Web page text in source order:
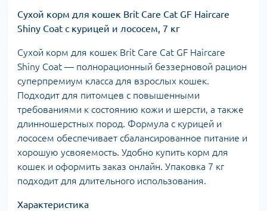
Сухой корм для кошек Brit Care Cat GF Haircare
Shiny Coat с курицей и лососем, 7 кг
Сухой корм для кошек Brit Care Cat GF Haircare
Shiny Coat — полнорационный беззерновой рацион
суперпремиум класса для взрослых кошек.
Подходит для питомцев с повышенными
требованиями к состоянию кожи и шерсти, а также
длинношерстных пород. Формула с курицей и
лососем обеспечивает сбалансированное питание и
хорошую усвояемость. Удобно купить корм для
кошек и оформить заказ онлайн. Упаковка 7 кг
подходит для длительного использования.
Характеристика